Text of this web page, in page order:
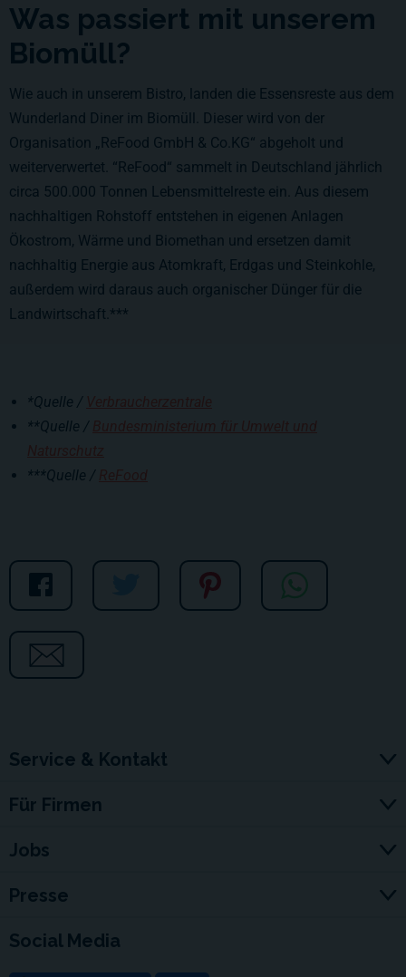
Was passiert mit unserem
Biomüll?
Wie auch in unserem Bistro, landen die Essensreste aus dem
Wunderland Diner im Biomüll. Dieser wird von der
Organisation „ReFood GmbH & Co.KG“ abgeholt und
weiterverwertet. “ReFood“ sammelt in Deutschland jährlich
circa 500.000 Tonnen Lebensmittelreste ein. Aus diesem
nachhaltigen Rohstoff entstehen in eigenen Anlagen
Ökostrom, Wärme und Biomethan und ersetzen damit
nachhaltig Energie aus Atomkraft, Erdgas und Steinkohle,
außerdem wird daraus auch organischer Dünger für die
Landwirtschaft.***
*Quelle /
**Quelle /
***Quelle /
Service & Kontakt
Für Firmen
Jobs
Presse
Social Media